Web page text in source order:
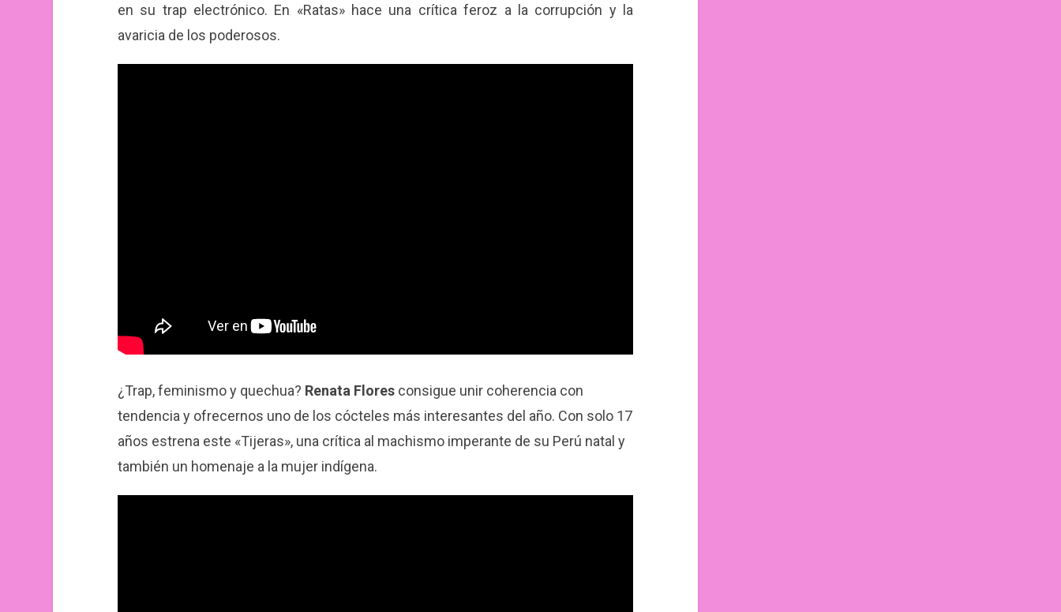
en su trap electrónico. En «Ratas» hace una crítica feroz a la corrupción y la
avaricia de los poderosos.
¿Trap, feminismo y quechua? Renata Floresconsigue unir coherencia con
tendencia y ofrecernos uno de los cócteles más interesantes del año. Con solo 17
años estrena este «Tijeras», una crítica al machismo imperante de su Perú natal y
también un homenaje a la mujer indígena.